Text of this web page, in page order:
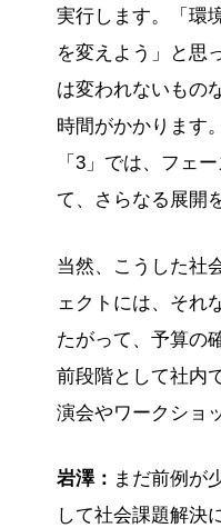
実行します。「環
を変えよう」と思
は変われないもの
時間がかかります
「3」では、フェ
て、さらなる展開
当然、こうした社
ェクトには、それ
たがって、予算の
前段階として社内
演会やワークショ
岩澤： まだ前例が
して社会課題解決